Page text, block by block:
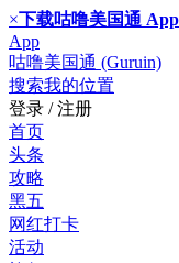
×下载咕噜美国通 App
App
咕噜美国通 (Guruin)
搜索我的位置
登录 / 注册
首页
头条
攻略
黑五
网红打卡
活动